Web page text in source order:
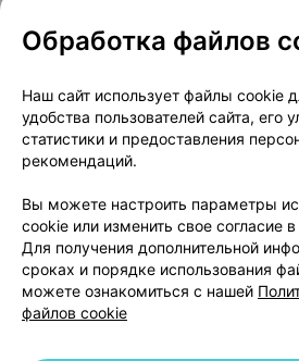
О проекте
Новости
Размещение рекламы
Публичный договор
Способы оплаты
Написать
Написать в
Персональные
Обработка файлов
Наш сайт использует файлы cookie
удобства пользователей сайта, его
статистики и предоставления
рекомендаций.
Вы можете настроить параметры
cookie или изменить свое согласие
Для получения дополнительной
сроках и порядке использования
можете ознакомиться с нашей
файлов cookie